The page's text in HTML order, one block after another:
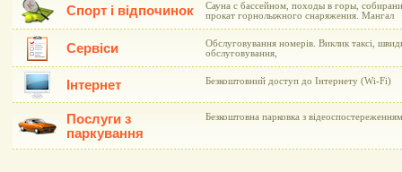
Спорт і відпочинок
Сауна с бассейном, походы в горы,
прокат горнолыжного снаряжения. Мангал
Сервіси
Обслуговування номерів. Виклик таксі,
обслуговування,
Інтернет Безкоштовний доступ до Інтернету (Wi-Fi)
Послуги з
паркування
Безкоштовна парковка з